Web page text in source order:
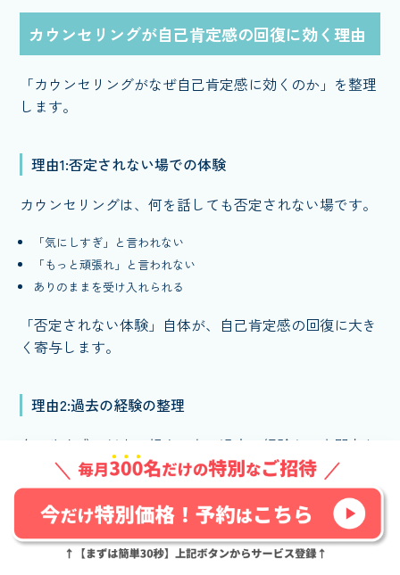
カウンセリングが自己肯定感の回復に効く理由
「カウンセリングがなぜ自己肯定感に効くのか」を整理
します。
理由1:否定されない場での体験
カウンセリングは、何を話しても否定されない場です。
「気にしすぎ」と言われない
「もっと頑張れ」と言われない
ありのままを受け入れられる
「否定されない体験」自体が、自己肯定感の回復に大き
く寄与します。
理由2:過去の経験の整理
自己肯定感の低さの根本にある過去の経験を、専門家と
一緒に整理できます。
幼少期の影響
過去のトラウマ
言われた言葉の整理